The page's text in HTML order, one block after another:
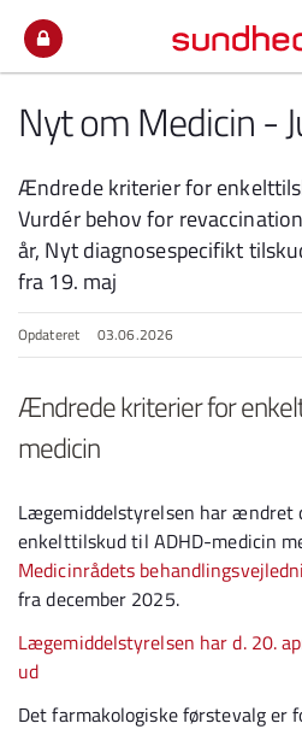
Nyt om Medicin -
Ændrede kriterier for
Vurdér behov for
år, Nyt diagnosespecifikt
fra 19. maj
Opdateret 03.06.2026
Ændrede kriterier for
medicin
Lægemiddelstyrelsen har ændret
enkelttilskud til ADHD-medicin
Medicinrådets
fra december 2025.
Lægemiddelstyrelsen har d. 20.
ud
Det farmakologiske førstevalg er